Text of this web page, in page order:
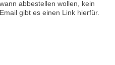
abbestellen wollen, kein
gibt es einen Link hierfür.